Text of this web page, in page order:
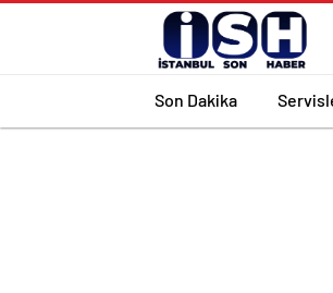
Son Dakika